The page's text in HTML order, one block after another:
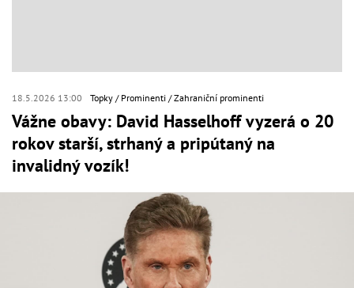
18.5.2026 13:00 Topky Prominenti Zahraniční prominenti
Vážne obavy: David Hasselhoff vyzerá o 20
rokov starší, strhaný a pripútaný na
invalidný vozík!